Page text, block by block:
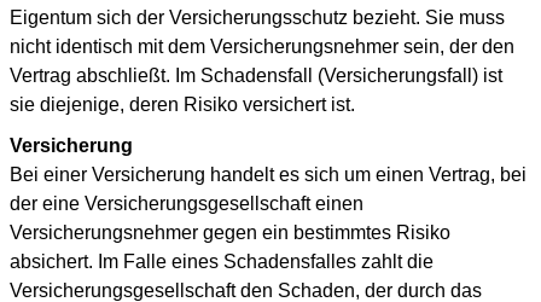
Eigentum sich der Versicherungsschutz bezieht. Sie muss
nicht identisch mit dem Versicherungsnehmer sein, der den
Vertrag abschließt. Im Schadensfall (Versicherungsfall) ist
sie diejenige, deren Risiko versichert ist.
Versicherung
Bei einer Versicherung handelt es sich um einen Vertrag, bei
der eine Versicherungsgesellschaft einen
Versicherungsnehmer gegen ein bestimmtes Risiko
absichert. Im Falle eines Schadensfalles zahlt die
Versicherungsgesellschaft den Schaden, der durch das